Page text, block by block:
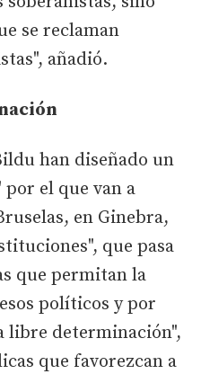
se reclaman
añadió.
han diseñado un
el que van a
en Ginebra,
que pasa
que permitan la
políticos y por
libre determinación",
que favorezcan a